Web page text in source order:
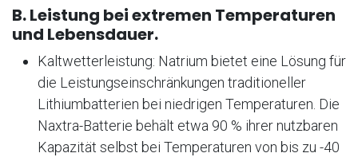
B. Leistung bei extremen Temperaturen
und Lebensdauer.
Kaltwetterleistung: Natrium bietet eine Lösung für
die Leistungseinschränkungen traditioneller
Lithiumbatterien bei niedrigen Temperaturen. Die
Naxtra-Batterie behält etwa 90 % ihrer nutzbaren
Kapazität selbst bei Temperaturen von bis zu -40